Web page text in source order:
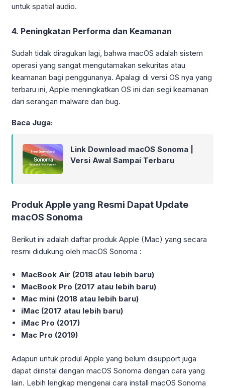
untuk spatial audio.
4. Peningkatan Performa dan Keamanan
Sudah tidak diragukan lagi, bahwa macOS adalah sistem
operasi yang sangat mengutamakan sekuritas atau
keamanan bagi penggunanya. Apalagi di versi OS nya yang
terbaru ini, Apple meningkatkan OS ini dari segi keamanan
dari serangan malware dan bug.
Baca Juga:
Link Download macOS Sonoma |
Versi Awal Sampai Terbaru
Produk Apple yang Resmi Dapat Update
macOS Sonoma
Berikut ini adalah daftar produk Apple (Mac) yang secara
resmi didukung oleh macOS Sonoma :
MacBook Air (2018 atau lebih baru)
MacBook Pro (2017 atau lebih baru)
Mac mini (2018 atau lebih baru)
iMac (2017 atau lebih baru)
iMac Pro (2017)
Mac Pro (2019)
Adapun untuk produl Apple yang belum disupport juga
dapat diinstal dengan macOS Sonoma dengan cara yang
lain. Lebih lengkap mengenai cara install macOS Sonoma